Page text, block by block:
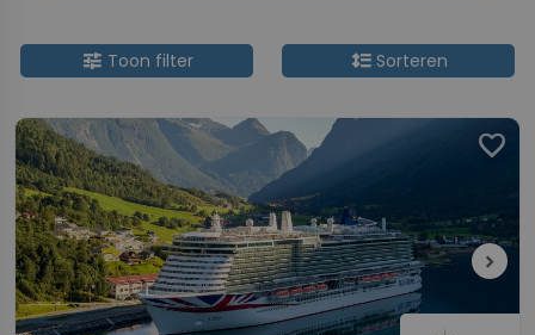
tune Toon filter format_line_spacingSorteren
favorite
chevron_right